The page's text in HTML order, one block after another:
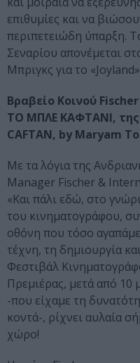
επιθυμίες και να
περιπετειώδη ύπαρξη.
Σεναρίου απονέμεται
Μπριγκς για το
Βραβείο Κοινού
ΤΟ ΜΠΛΕ ΚΑΦΤΑΝΙ, της
CAFTAN, by Maryam
Με τα λόγια της
Manager Fischer &
«Και πάλι εδώ, στο
του κινηματογράφου,
οθόνη που τόσο
τέχνη, τη δημιουργία
Φεστιβάλ
Πρεμιέρας, μετά από
-που είχαμε τη
κοντά-, ρίχνει αυλαία
χώρο!